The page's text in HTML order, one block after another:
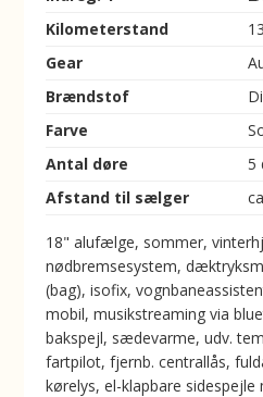
Kilometerstand
Gear
Brændstof
Farve
Antal døre
5
Afstand til sælger
18" alufælge, sommer,
nødbremsesystem,
(bag), isofix,
mobil, musikstreaming via
bakspejl, sædevarme, udv.
fartpilot, fjernb. centrallås,
kørelys, el-klapbare